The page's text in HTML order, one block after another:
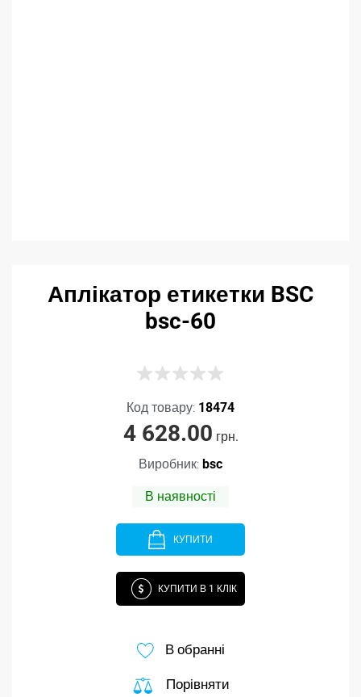
Аплікатор етикетки BSC
bsc-60
Код товару: 18474
4 628.00 грн.
Виробник: bsc
В наявності
КУПИТИ
КУПИТИ В 1 КЛІК
В обранні
Порівняти